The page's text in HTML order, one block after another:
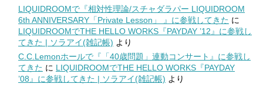
LIQUIDROOMで『相対性理論/スチャダラパー LIQUIDROOM
6th ANNIVERSARY「Private Lesson」 』に参戦してきた に
LIQUIDROOMでTHE HELLO WORKS『PAYDAY ’12』に参戦し
てきた | ソラアイ(雑記帳) より
C.C.Lemonホールで『「40歳問題」連動コンサート』に参戦し
てきた に LIQUIDROOMでTHE HELLO WORKS『PAYDAY
’08』に参戦してきた | ソラアイ(雑記帳) より